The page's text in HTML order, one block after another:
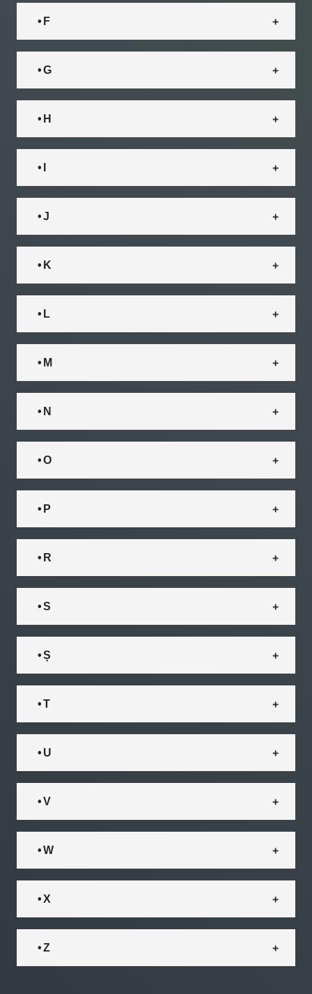
• F
• G
• H
• I
• J
• K
• L
• M
• N
• O
• P
• R
• S
• Ș
• T
• U
• V
• W
• X
• Z